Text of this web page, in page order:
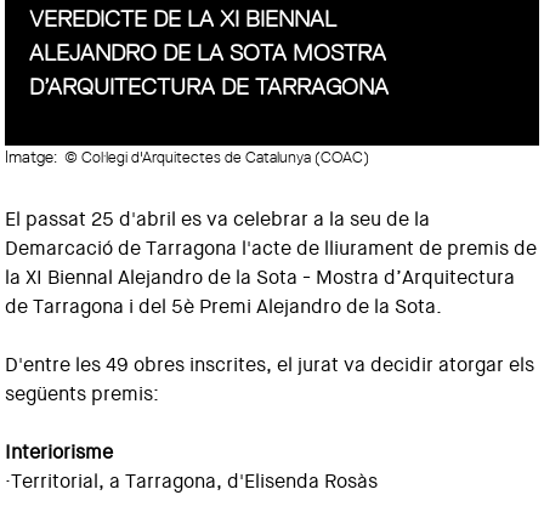
VEREDICTE DE LA XI BIENNAL
ALEJANDRO DE LA SOTA MOSTRA
D’ARQUITECTURA DE TARRAGONA
Imatge: © Col·legi d'Arquitectes de Catalunya (COAC)
El passat 25 d'abril es va celebrar a la seu de la
Demarcació de Tarragona l'acte de lliurament de premis de
la XI Biennal Alejandro de la Sota - Mostra d’Arquitectura
de Tarragona i del 5è Premi Alejandro de la Sota.
D'entre les 49 obres inscrites, el jurat va decidir atorgar els
següents premis:
Interiorisme
·Territorial, a Tarragona, d'Elisenda Rosàs